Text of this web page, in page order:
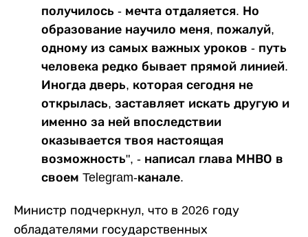
получилось - мечта отдаляется. Но
образование научило меня, пожалуй,
одному из самых важных уроков - путь
человека редко бывает прямой линией.
Иногда дверь, которая сегодня не
открылась, заставляет искать другую и
именно за ней впоследствии
оказывается твоя настоящая
возможность", - написал глава МНВО в
своем Telegram-канале.
Министр подчеркнул, что в 2026 году
обладателями государственных